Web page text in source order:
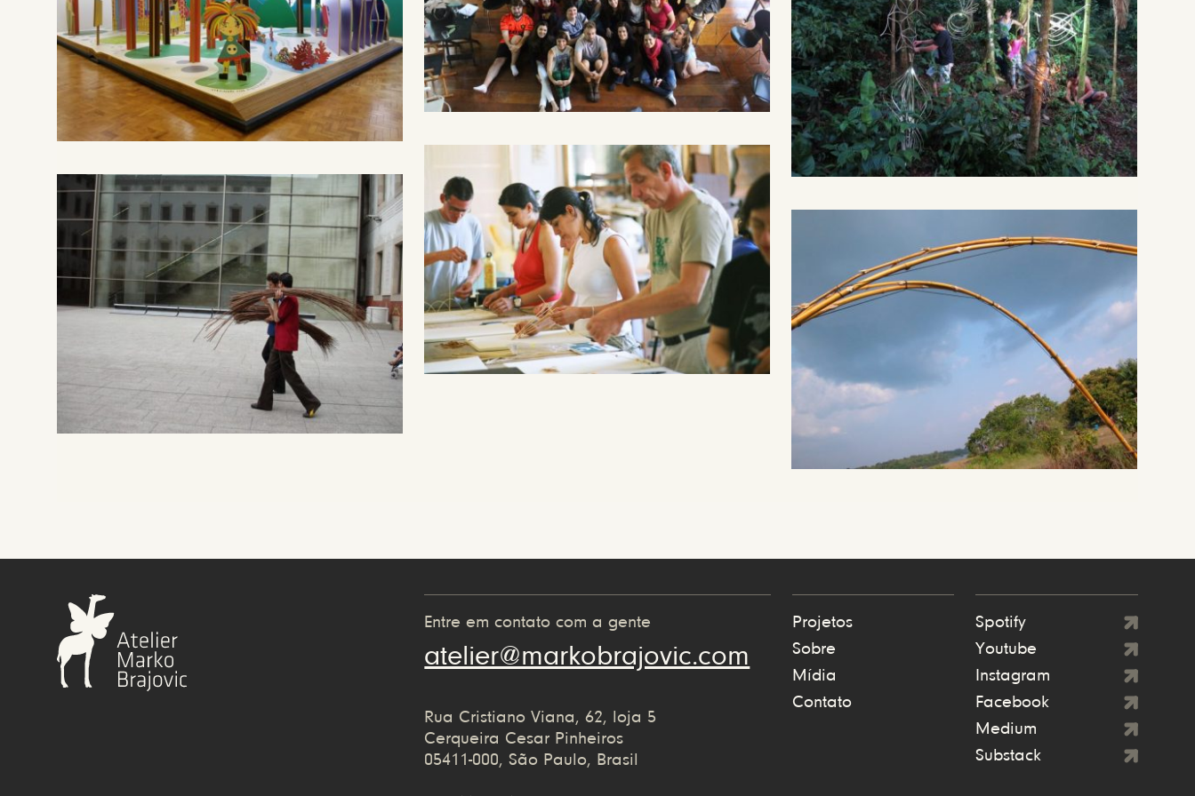
Entre em contato com a gente
atelier@markobrajovic.com
Rua Cristiano Viana, 62, loja 5
Cerqueira Cesar Pinheiros
05411-000, São Paulo, Brasil
Projetos
Sobre
Mídia
Contato
Spotify
Youtube
Instagram
Facebook
Medium
Substack